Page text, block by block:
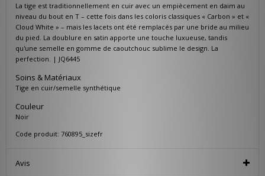
La tige est traditionnellement en cuir avec un empiècement en daim au
niveau du bout en T – cette fois dans les coloris classiques « Carbon » et «
Cloud White » – mais les lacets ont été remplacés par une bride au milieu
du pied. La doublure en satin apporte une touche luxueuse, tandis
qu'une semelle en gomme de caoutchouc sublime le design. La
perfection. | JQ6445
Soins & Matériaux
Tige en cuir/semelle synthétique
Couleur
Noir
Code produit: 760895_sizefr
Avis